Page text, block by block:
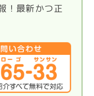
！最新かつ正